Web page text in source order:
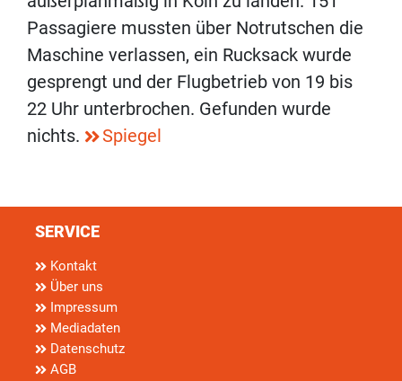
Passagiere mussten über Notrutschen die
Maschine verlassen, ein Rucksack wurde
gesprengt und der Flugbetrieb von 19 bis
22 Uhr unterbrochen. Gefunden wurde
nichts.
Spiegel
SERVICE
Kontakt
Über uns
Impressum
Mediadaten
Datenschutz
AGB